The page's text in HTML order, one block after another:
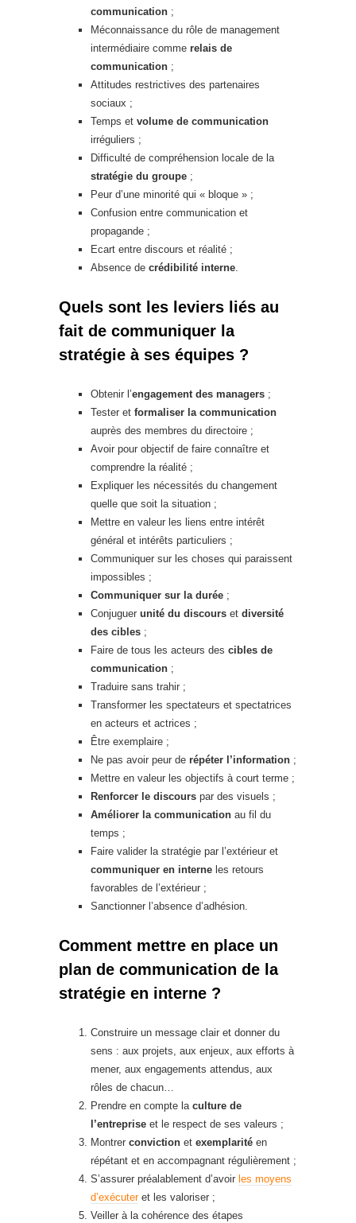
communication ;
Méconnaissance du rôle de management
intermédiaire comme relais de
communication ;
Attitudes restrictives des partenaires
sociaux ;
Temps et volume de communication
irréguliers ;
Difficulté de compréhension locale de la
stratégie du groupe ;
Peur d’une minorité qui « bloque » ;
Confusion entre communication et
propagande ;
Ecart entre discours et réalité ;
Absence de crédibilité interne.
Quels sont les leviers liés au
fait de communiquer la
stratégie à ses équipes ?
Obtenir l’engagement des managers ;
Tester et formaliser la communication
auprès des membres du directoire ;
Avoir pour objectif de faire connaître et
comprendre la réalité ;
Expliquer les nécessités du changement
quelle que soit la situation ;
Mettre en valeur les liens entre intérêt
général et intérêts particuliers ;
Communiquer sur les choses qui paraissent
impossibles ;
Communiquer sur la durée ;
Conjuguer unité du discours et diversité
des cibles ;
Faire de tous les acteurs des cibles de
communication ;
Traduire sans trahir ;
Transformer les spectateurs et spectatrices
en acteurs et actrices ;
Être exemplaire ;
Ne pas avoir peur de répéter l’information ;
Mettre en valeur les objectifs à court terme ;
Renforcer le discours par des visuels ;
Améliorer la communication au fil du
temps ;
Faire valider la stratégie par l’extérieur et
communiquer en interne les retours
favorables de l’extérieur ;
Sanctionner l’absence d’adhésion.
Comment mettre en place un
plan de communication de la
stratégie en interne ?
Construire un message clair et donner du
sens : aux projets, aux enjeux, aux efforts à
mener, aux engagements attendus, aux
rôles de chacun…
Prendre en compte la culture de
l’entreprise et le respect de ses valeurs ;
Montrer conviction et exemplarité en
répétant et en accompagnant régulièrement ;
S’assurer préalablement d’avoir les moyens
d’exécuteret les valoriser ;
Veiller à la cohérence des étapes